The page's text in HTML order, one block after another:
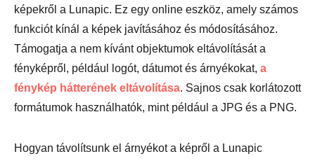
képekről a Lunapic. Ez egy online eszköz, amely számos
funkciót kínál a képek javításához és módosításához.
Támogatja a nem kívánt objektumok eltávolítását a
fényképről, például logót, dátumot és árnyékokat, a
fénykép hátterének eltávolítása. Sajnos csak korlátozott
formátumok használhatók, mint például a JPG és a PNG.
Hogyan távolítsunk el árnyékot a képről a Lunapic